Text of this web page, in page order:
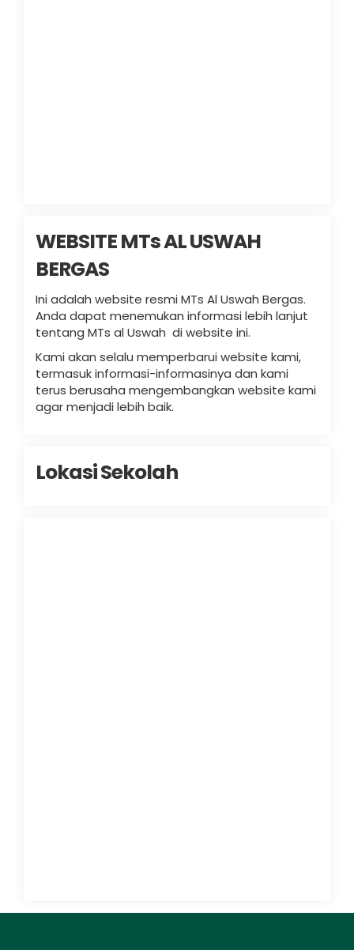
WEBSITE MTs AL USWAH
BERGAS
Ini adalah website resmi MTs Al Uswah Bergas.
Anda dapat menemukan informasi lebih lanjut
tentang MTs al Uswah di website ini.
Kami akan selalu memperbarui website kami,
termasuk informasi-informasinya dan kami
terus berusaha mengembangkan website kami
agar menjadi lebih baik.
Lokasi Sekolah